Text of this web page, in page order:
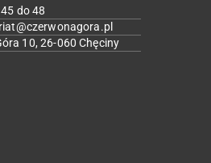
do 48
10, 26-060 Chęciny